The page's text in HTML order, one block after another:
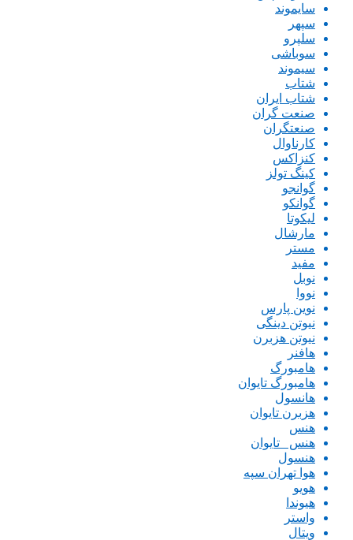
سایموند
سپهر
سلپرو
سوباشی
سیموند
شتاب
شتاب ایران
صنعت گران
صنعتگران
کارناوال
کنزاکس
کینگ تولز
گوانجو
گوانکو
لیکوتا
مارشال
مستر
مفید
نوبل
نووا
نوین پارس
نیوتن دینگی
نیوتن هزبرن
هافنر
هامبورگ
هامبورگ تایوان
هانسول
هزبرن تایوان
هنس
هنس _تایوان
هنسول
هوا تهران سپه
هویو
هیوندا
واستر
ویتال